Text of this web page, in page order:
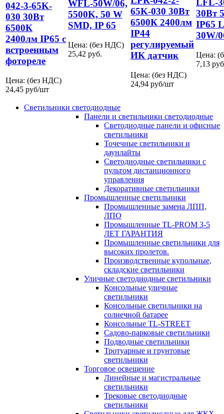
042-3-65K-
030 30Вт
6500К
2400лм IP65 с
встроенным
фотореле
Цена: (без НДС)
24,45 руб/шт
WFL-50W/06,
5500K, 50 W
SMD, IP 65
Цена: (без НДС)
25,42 руб.
65K-030 30Вт
6500К 2400лм
IP44
регулируемый
ИК датчик
Цена: (без НДС)
24,94 руб/шт
LFL-
30Вт
IP65
30W/
Цена:
7,13
Светильники светодиодные
Панели и светильники светодиодные
Светодиодные панели и офисные
светильники
Точечные светильники и
даунлайты
Светодиодные светильники с
пультом дистанционного
управления
Декоративные светильники
Промышленные светильники
Промышленные замена ЛПП,
ЛПО
Промышленные TL-PROM 3-5
ЛЕТ ГАРАНТИЯ
Промышленные светильники для
высоких пролетов.
Производственные купольные,
складские светильники
Уличные светодиодные светильники
Консольные уличные
светильники
Консольные светильники на
солнечной батарее
Консольные TL-STREET
Садово-парковые светильники
Подводные светильники
Тротуарные и грунтовые
светильники
Торговое освещение
Линейные и магистральные
светильники
Трековые светодиодные
светильники